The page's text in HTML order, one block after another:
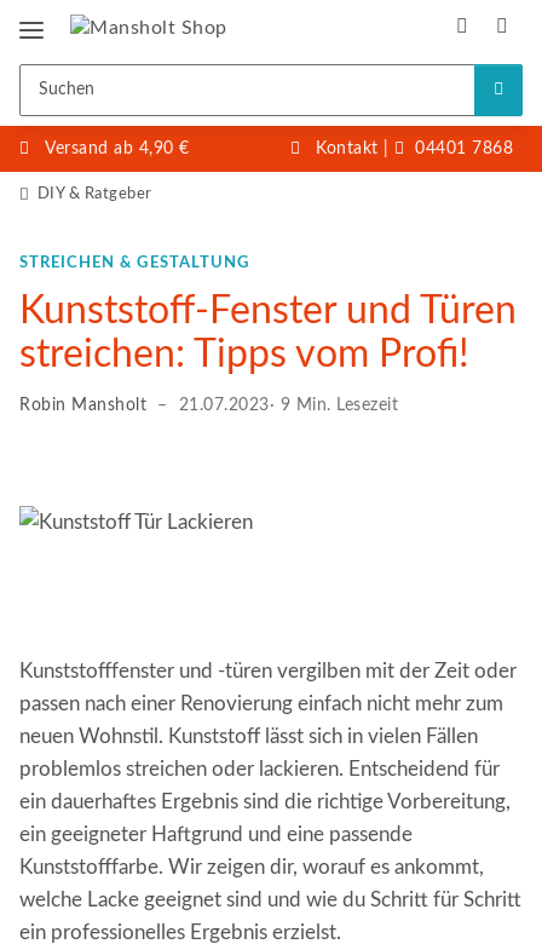
Versand ab 4,90 € Kontakt 04401 7868
DIY & Ratgeber
STREICHEN & GESTALTUNG
Kunststoff-Fenster und Türen
streichen: Tipps vom Profi!
Robin Mansholt – 21.07.2023· 9 Min. Lesezeit
Kunststofffenster und -türen vergilben mit der Zeit oder
passen nach einer Renovierung einfach nicht mehr zum
neuen Wohnstil. Kunststoff lässt sich in vielen Fällen
problemlos streichen oder lackieren. Entscheidend für
ein dauerhaftes Ergebnis sind die richtige Vorbereitung,
ein geeigneter Haftgrund und eine passende
Kunststofffarbe. Wir zeigen dir, worauf es ankommt,
welche Lacke geeignet sind und wie du Schritt für Schritt
ein professionelles Ergebnis erzielst.